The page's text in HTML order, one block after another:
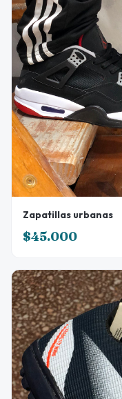
Zapatillas urbanas
$45.000